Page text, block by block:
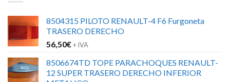
8504315 PILOTO RENAULT-4 F6 Furgoneta
TRASERO DERECHO
56,50€+ IVA
8506674TD TOPE PARACHOQUES RENAULT-
12 SUPER TRASERO DERECHO INFERIOR